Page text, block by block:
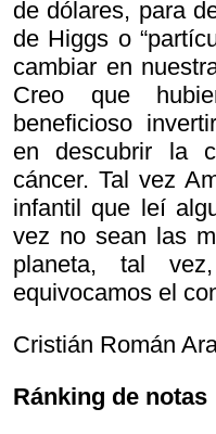
de dólares, para
de Higgs o
cambiar en
Creo que
beneficioso
en descubrir la
cáncer. Tal vez
infantil que leí
vez no sean las
planeta, tal
equivocamos el
Cristián Román
Ránking de notas